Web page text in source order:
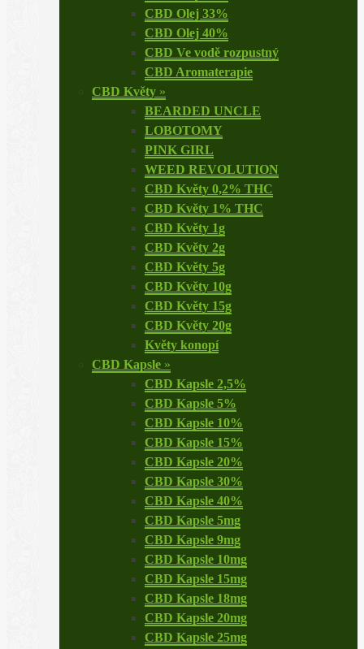
CBD Olej 33%
CBD Olej 40%
CBD Ve vodě rozpustný
CBD Aromaterapie
CBD Květy »
BEARDED UNCLE
LOBOTOMY
PINK GIRL
WEED REVOLUTION
CBD Květy 0,2% THC
CBD Květy 1% THC
CBD Květy 1g
CBD Květy 2g
CBD Květy 5g
CBD Květy 10g
CBD Květy 15g
CBD Květy 20g
Květy konopí
CBD Kapsle »
CBD Kapsle 2,5%
CBD Kapsle 5%
CBD Kapsle 10%
CBD Kapsle 15%
CBD Kapsle 20%
CBD Kapsle 30%
CBD Kapsle 40%
CBD Kapsle 5mg
CBD Kapsle 9mg
CBD Kapsle 10mg
CBD Kapsle 15mg
CBD Kapsle 18mg
CBD Kapsle 20mg
CBD Kapsle 25mg